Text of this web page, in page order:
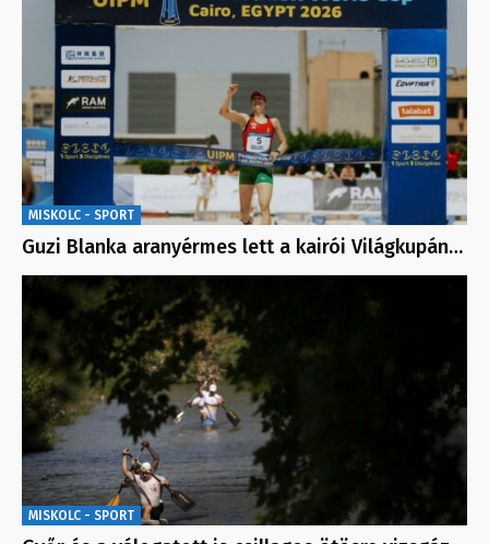
MISKOLC - SPORT
Guzi Blanka aranyérmes lett a kairói Világkupán…
MISKOLC - SPORT